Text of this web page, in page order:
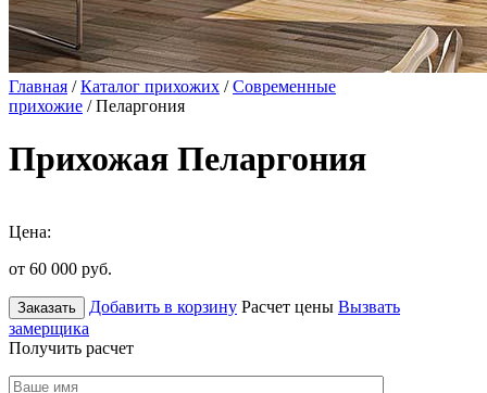
Главная /Каталог прихожих /Современные
прихожие / Пеларгония
Прихожая Пеларгония
Цена:
от 60 000 руб.
Заказать Добавить в корзину Расчет цены Вызвать
замерщика
Получить расчет